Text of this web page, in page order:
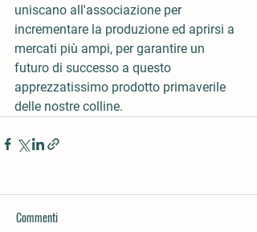
uniscano all'associazione per
incrementare la produzione ed aprirsi a
mercati più ampi, per garantire un
futuro di successo a questo
apprezzatissimo prodotto primaverile
delle nostre colline.
Commenti